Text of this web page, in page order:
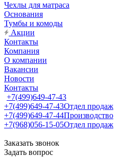
Чехлы для матраса
Основания
Тумбы и комоды
Акции
Контакты
Компания
О компании
Вакансии
Новости
Контакты
+7(499)649-47-43
+7(499)649-47-43Отдел продаж
+7(499)649-47-44Производство
+7(968)056-15-05Отдел продаж
Заказать звонок
Задать вопрос